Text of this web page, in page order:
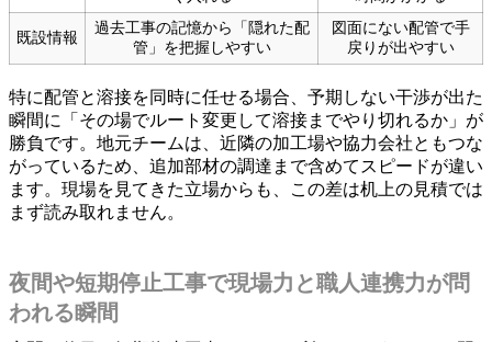
既設情報
過去工事の記憶から「隠れた配
管」を把握しやすい
図面にない配管で手
戻りが出やすい
特に配管と溶接を同時に任せる場合、予期しない干渉が出た
瞬間に「その場でルート変更して溶接までやり切れるか」が
勝負です。地元チームは、近隣の加工場や協力会社ともつな
がっているため、追加部材の調達まで含めてスピードが違い
ます。現場を見てきた立場からも、この差は机上の見積では
まず読み取れません。
夜間や短期停止工事で現場力と職人連携力が問
われる瞬間